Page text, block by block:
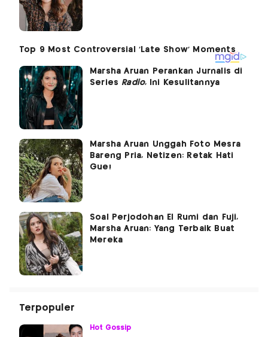
Marsha Aruan Perankan Jurnalis di
Series Radio, Ini Kesulitannya
Marsha Aruan Unggah Foto Mesra
Bareng Pria, Netizen: Retak Hati
Gue!
Soal Perjodohan El Rumi dan Fuji,
Marsha Aruan: Yang Terbaik Buat
Mereka
Terpopuler
Hot Gossip